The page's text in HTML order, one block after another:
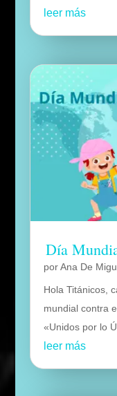
leer más
Día
porAna De
Hola Titánicos,
mundial contra
«Unidos por lo
leer más